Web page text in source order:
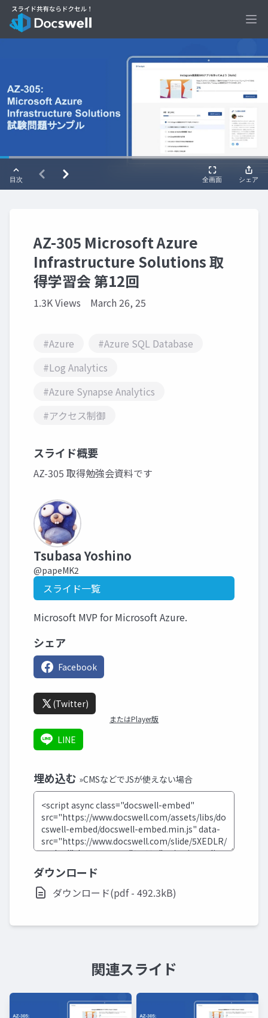
AZ-305 Microsoft Azure
Infrastructure Solutions 取
得学習会 第12回
1.3K Views March 26, 25
#Azure
#Azure SQL Database
#Log Analytics
#Azure Synapse Analytics
#アクセス制御
スライド概要
AZ-305 取得勉強会資料です
Tsubasa Yoshino
@papeMK2
スライド一覧
Microsoft MVP for Microsoft Azure.
シェア
Facebook
(Twitter)
またはPlayer版
LINE
埋め込む »CMSなどでJSが使えない場合
ダウンロード
ダウンロード(pdf - 492.3kB)
関連スライド